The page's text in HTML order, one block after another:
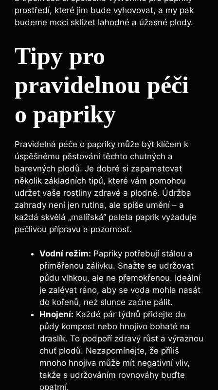
prostředí, které jim bude vyhovovat, a my pak⁣
budeme moci sklízet lahodné a úžasné plody.
Tipy pro
pravidelnou péči
o papriky
Pravidelná péče o papriky může být klíčem ​k
úspěšnému ‍pěstování těchto chutných​ a
⁣barevných plodů. Je ⁢dobré si zapamatovat
několik‌ základních ‍tipů,⁤ které vám pomohou
udržet vaše rostliny zdravé a plodné. Údržba
zahrady‌ není jen rutina, ale spíše ‍umění ⁤– a
každá skvělá⁢ „malířská“ paleta⁤ paprik vyžaduje
pečlivou přípravu a pozornost.
Vodní režim: Papriky potřebují stálou ⁤a
přiměřenou zálivku. Snažte se⁤ udržovat
půdu⁣ vlhkou, ale ne přemokřenou. Ideální ​
je zalévat⁣ ráno, aby se voda mohla nasát
do kořenů,​ než slunce začne pálit.
Hnojení: Každé pár týdnů přidejte do
půdy kompost ⁤nebo hnojivo bohaté na‍
draslík. To podpoří‍ zdravý růst‌ a výraznou
chuť plodů. Nezapomínejte, že ⁢příliš
mnoho hnojiva může mít negativní vliv,
takže s udržováním rovnováhy⁤ buďte⁤
opatrní.